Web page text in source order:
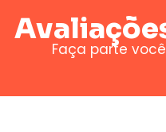
Faça parte